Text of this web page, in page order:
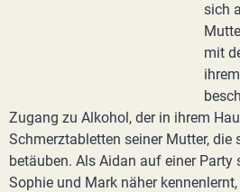
sich
mit
Zugang zu Alkohol, der in ihrem
Schmerztabletten seiner Mutter, die
betäuben. Als Aidan auf einer Party
Sophie und Mark näher